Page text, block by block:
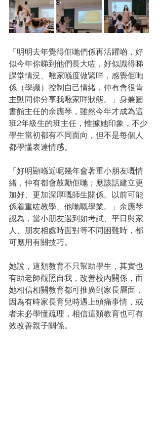
「明明去年覺得佢哋們係再活躍啲，好
似今年你睇到他們長大咗，好似識得睇
課堂情況、𠵱家喺度做緊咩，感覺佢哋
係（學識）控制自己情緒，仲有會很肯
主動同你分享我𠵱家咩狀態。」身兼圖
書館主任的余應琴，雖然今年才成為這
班2年級生的班主任，惟據她印象，不少
學生當初都有不同面向，但不是每個人
都學懂表達情感。
「好明顯喺近呢幾年會著重小朋友嘅情
緒，仲有都會鼓勵佢哋；應該話建立更
加好、更加深厚嘅師生關係。以前可能
係着重咗教學、他哋嘅學業。」余應琴
認為，當小朋友遇到如考試、平日與家
人、朋友相處時面對等不同困難時，都
可應用有關技巧。
她說，這類教育不只幫助學生，其實也
有助老師觀照自我，改善校內關係，而
她相信相關教育都可推廣到家長層面，
因為有時家長育兒時遇上頭痛事情，或
者未必學懂疏理，相信這類教育也可有
效改善親子關係。